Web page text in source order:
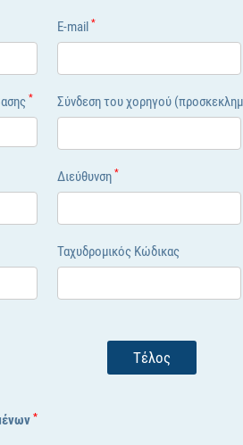
E-mail*
* Σύνδεση του χορηγού
Διεύθυνση*
Ταχυδρομικός Κώδικας
Τέλος
*